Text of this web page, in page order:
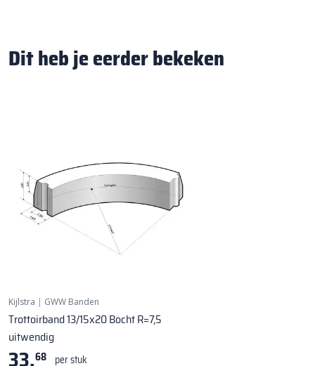
Dit heb je eerder bekeken
Kijlstra | GWW Banden
Trottoirband 13/15x20 Bocht R=7,5
uitwendig
68 per stuk